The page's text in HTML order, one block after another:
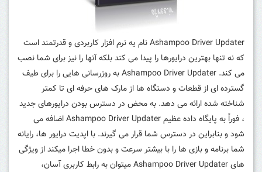
Ashampoo Driver Updater نام یه نرم افزار کاربردی و قدرتمند است
که نه تنها بهترین درایورها را پیدا می کند بلکه آنها را نیز برای شما نصب
می کند. Ashampoo Driver Updater به روزرسانی هایی را برای طیف
گسترده ای از قطعات و دستگاه ها از مارک های حرفه ای تا کمتر
شناخته شده ارائه می دهد. به محض در دسترس بودن درایورهای جدید
، فوراً به پایگاه داده عظیم Ashampoo Driver Updater اضافه می
شود و بنابراین در دسترس شما قرار می گیرند. با اپدیت درایور ها، رایانه
شما برنامه و بازی ها را با بیشتر سرعت و بدون خطا اجرا میکند از ویژگی
های Ashampoo Driver Updater میتوان به رابط کاربری آسان،